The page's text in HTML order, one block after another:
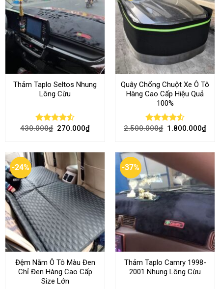
Thảm Taplo Seltos Nhung
Lông Cừu
Rated
430.000₫ 270.000₫
Quây Chống Chuột Xe Ô Tô
Hàng Cao Cấp Hiệu Quả
100%
Rated 4.51
2.500.000₫ 1.800.000₫
-24%
Đệm Nằm Ô Tô Màu Đen
Chỉ Đen Hàng Cao Cấp
Size Lớn
-37%
Thảm Taplo Camry 1998-
2001 Nhung Lông Cừu